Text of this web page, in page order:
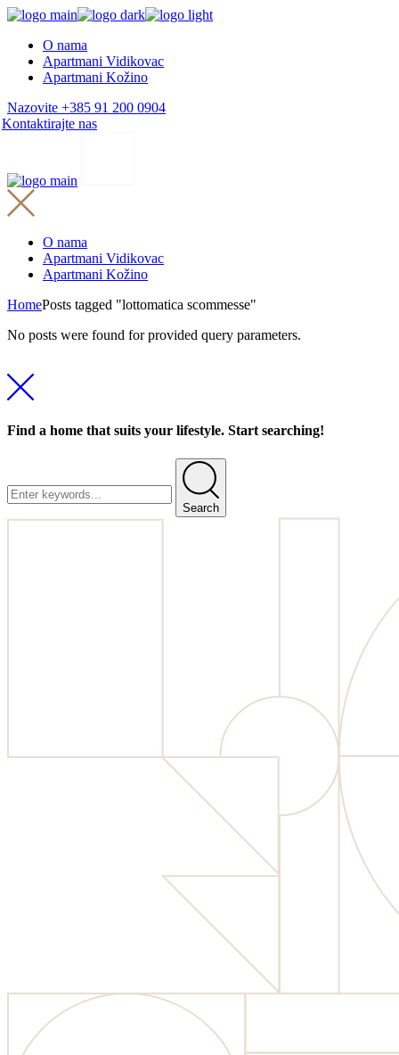
Skip
content
O nama
Apartmani Vidikovac
Apartmani Kožino
Nazovite +385 91 200 0904
Kontaktirajte nas
O nama
Apartmani Vidikovac
Apartmani Kožino
HomePosts tagged "lottomatica scommesse"
No posts were found for provided query parameters.
Find a home that suits your lifestyle. Start searching!
Search